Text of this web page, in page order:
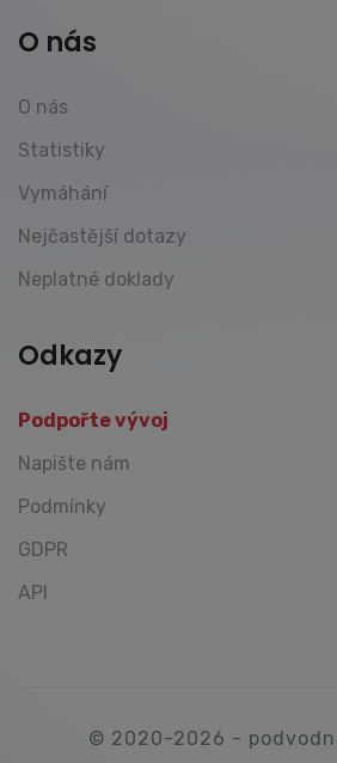
O nás
O nás
Statistiky
Vymáhání
Nejčastější dotazy
Neplatné doklady
Odkazy
Podpořte vývoj
Napište nám
Podmínky
GDPR
API
© 2020-2026 -